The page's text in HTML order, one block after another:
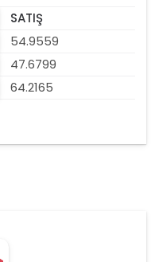
SATIŞ
54.9559
47.6799
64.2165